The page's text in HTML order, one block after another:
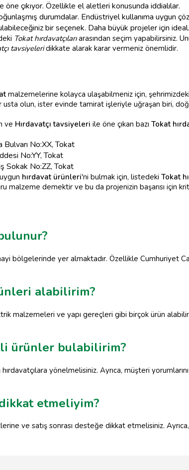
çıkıyor. Özellikle el aletleri konusunda iddialılar.
durumdalar. Endüstriyel kullanıma uygun
bir seçenek. Daha büyük projeler için ideal.
Tokat hırdavatçılarıarasından seçim yapabilirsiniz.
tavsiyeleridikkate alarak karar vermeniz önemlidir.
malzemelerine kolayca ulaşabilmeniz için,
olun, ister evinde tamirat işleriyle uğraşan biri,
ve Hırdavatçı tavsiyeleri ile öne çıkan bazı Tokat
No:XX, Tokat
No:YY, Tokat
Sokak No:ZZ, Tokat
hırdavat ürünleri'ni bulmak için, listedeki Tokat
malzeme demektir ve bu da projenizin başarısı için
bölgelerinde yer almaktadır. Özellikle Cumhuriyet
alabilirim?
malzemeleri ve yapı gereçleri gibi birçok ürün
ürünler bulabilirim?
yönelmelisiniz. Ayrıca, müşteri
etmeliyim?
ve satış sonrası desteğe dikkat etmelisiniz.